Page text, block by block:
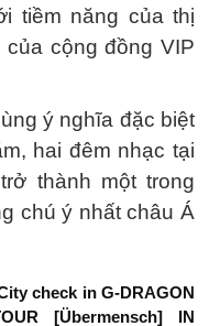
tiềm năng của thị
cộng đồng VIP
ý nghĩa đặc biệt
hai đêm nhạc tại
thành một trong
chú ý nhất châu Á
check in G-DRAGON
[Übermensch] IN